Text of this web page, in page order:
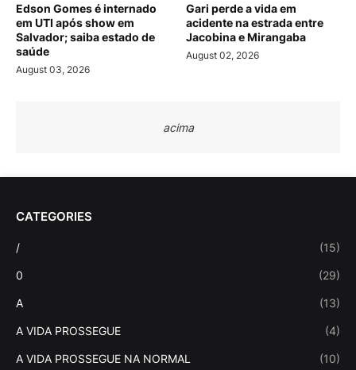
Edson Gomes é internado
em UTI após show em
Salvador; saiba estado de
saúde
August 03, 2026
Gari perde a vida em
acidente na estrada entre
Jacobina e Mirangaba
August 02, 2026
acima
CATEGORIES
/ (15)
0 (29)
A (13)
A VIDA PROSSEGUE (4)
A VIDA PROSSEGUE NA NORMAL (10)